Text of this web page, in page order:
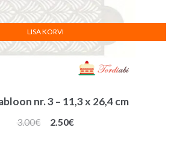
nr. 3 – 11,3 x 26,4 cm
3.00€
Algne
2.50€Praegune
LISA KORVI